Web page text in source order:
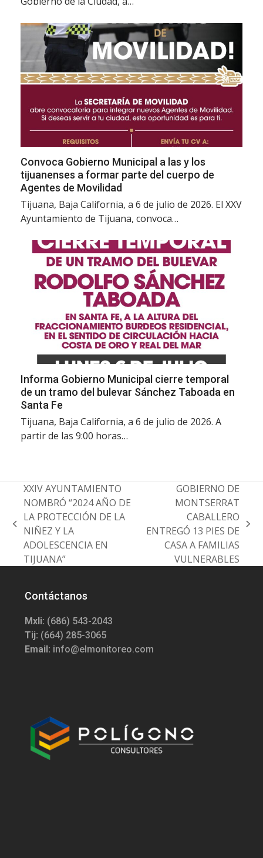
Convoca Gobierno Municipal a las y los
tijuanenses a formar parte del cuerpo de
Agentes de Movilidad
Tijuana, Baja California, a 6 de julio de 2026. El XXV
Ayuntamiento de Tijuana, convoca…
Informa Gobierno Municipal cierre temporal
de un tramo del bulevar Sánchez Taboada en
Santa Fe
Tijuana, Baja California, a 6 de julio de 2026. A
partir de las 9:00 horas…
previous
post:
XXIV AYUNTAMIENTO
NOMBRÓ “2024 AÑO DE
LA PROTECCIÓN DE LA
NIÑEZ Y LA
ADOLESCENCIA EN
TIJUANA”
next
post:
GOBIERNO DE
MONTSERRAT
CABALLERO
ENTREGÓ 13 PIES DE
CASA A FAMILIAS
VULNERABLES
Contáctanos
Mxli: (686) 543-2043
Tij: (664) 285-3065
Email: info@elmonitoreo.com